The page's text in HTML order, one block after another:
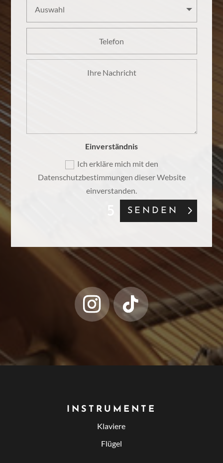
Einverständnis
Ich erkläre mich mit den
Datenschutzbestimmungen dieser Website
einverstanden.
SENDEN
INSTRUMENTE
Klaviere
Flügel